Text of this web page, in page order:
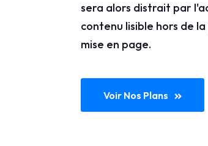
sera alors distrait par
contenu lisible hors de
mise en page.
Voir Nos Plans